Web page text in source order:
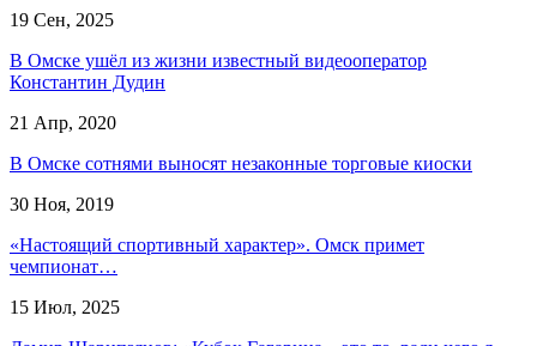
19 Сен, 2025
В Омске ушёл из жизни известный видеооператор
Константин Дудин
21 Апр, 2020
В Омске сотнями выносят незаконные торговые киоски
30 Ноя, 2019
«Настоящий спортивный характер». Омск примет
чемпионат…
15 Июл, 2025